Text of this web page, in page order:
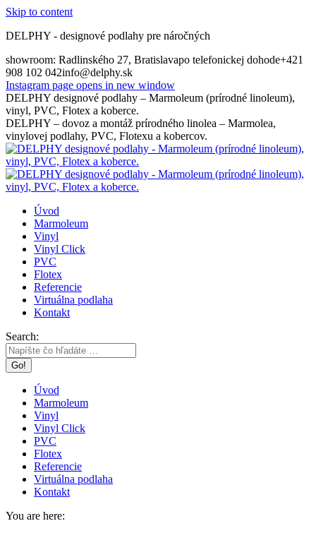
Skip to content
DELPHY - designové podlahy pre náročných
showroom: Radlinského 27, Bratislavapo telefonickej dohode+421
908 102 042info@delphy.sk
Instagram page opens in new window
DELPHY designové podlahy – Marmoleum (prírodné linoleum),
vinyl, PVC, Flotex a koberce.
DELPHY – dovoz a montáž prírodného linolea – Marmolea,
vinylovej podlahy, PVC, Flotexu a kobercov.
Úvod
Marmoleum
Vinyl
Vinyl Click
PVC
Flotex
Referencie
Virtuálna podlaha
Kontakt
Search:
Úvod
Marmoleum
Vinyl
Vinyl Click
PVC
Flotex
Referencie
Virtuálna podlaha
Kontakt
You are here: